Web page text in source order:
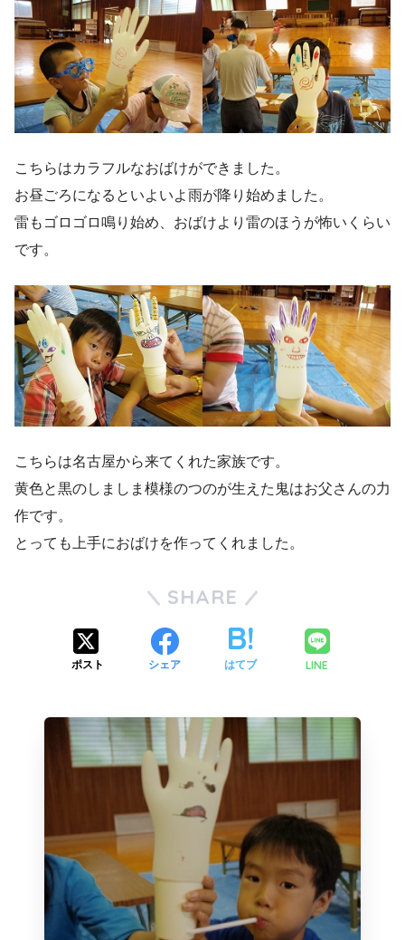
こちらはカラフルなおばけができました。
お昼ごろになるといよいよ雨が降り始めました。
雷もゴロゴロ鳴り始め、おばけより雷のほうが怖いくらい
です。
こちらは名古屋から来てくれた家族です。
黄色と黒のしましま模様のつのが生えた鬼はお父さんの力
作です。
とっても上手におばけを作ってくれました。
SHARE
ポスト シェア はてブ LINE